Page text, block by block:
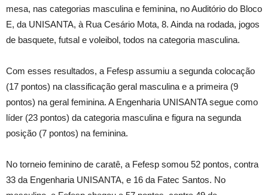
mesa, nas categorias masculina e feminina, no Auditório do Bloco
E, da UNISANTA, à Rua Cesário Mota, 8. Ainda na rodada, jogos
de basquete, futsal e voleibol, todos na categoria masculina.
Com esses resultados, a Fefesp assumiu a segunda colocação
(17 pontos) na classificação geral masculina e a primeira (9
pontos) na geral feminina. A Engenharia UNISANTA segue como
líder (23 pontos) da categoria masculina e figura na segunda
posição (7 pontos) na feminina.
No torneio feminino de caratê, a Fefesp somou 52 pontos, contra
33 da Engenharia UNISANTA, e 16 da Fatec Santos. No